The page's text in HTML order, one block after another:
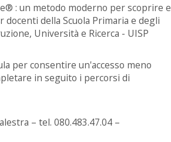
: un metodo moderno per scoprire e
della Scuola Primaria e degli
Università e Ricerca - UISP
per consentire un'accesso meno
in seguito i percorsi di
– tel. 080.483.47.04 –